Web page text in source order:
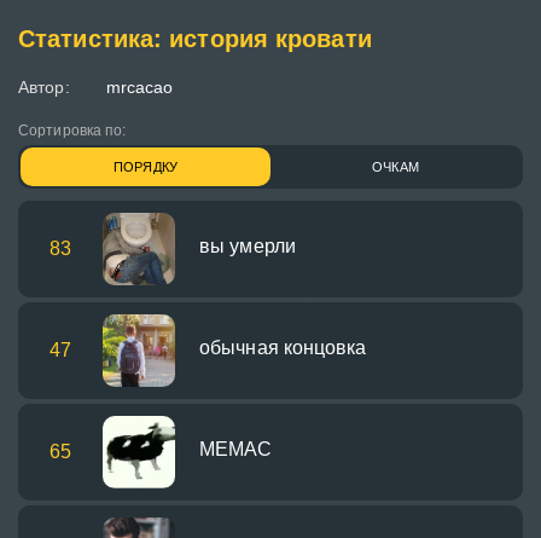
Статистика: история кровати
Автор: mrcacao
Сортировка по:
ПОРЯДКУ ОЧКАМ
83 вы умерли
47 обычная концовка
65 МЕМАС